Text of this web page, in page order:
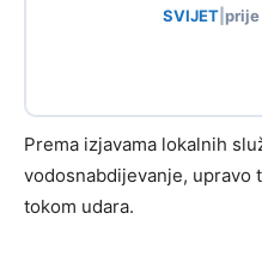
SVIJET prije
Prema izjavama lokalnih
vodosnabdijevanje, upravo
tokom udara.